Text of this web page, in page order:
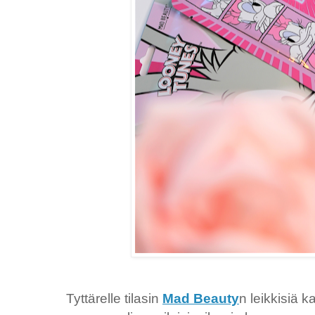
Tyttärelle tilasin Mad Beautyn leikkisiä